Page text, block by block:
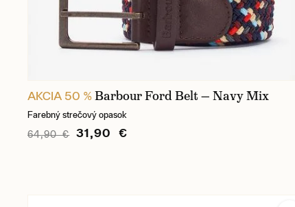
AKCIA 50 %Barbour Ford Belt — Navy Mix
Farebný strečový opasok
64,90 € 31,90 €